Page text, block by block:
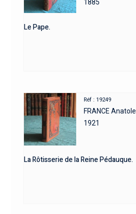
1885
Le Pape.
Réf : 19249
FRANCE Anatole
1921
La Rôtisserie de la Reine Pédauque.